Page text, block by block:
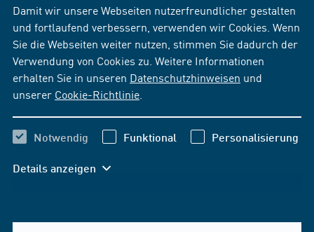
Damit wir unsere Webseiten nutzerfreundlicher gestalten
und fortlaufend verbessern, verwenden wir Cookies. Wenn
Sie die Webseiten weiter nutzen, stimmen Sie dadurch der
Verwendung von Cookies zu. Weitere Informationen
erhalten Sie in unseren Datenschutzhinweisen und
unserer Cookie-Richtlinie
Notwendig Funktional Personalisierung
Details anzeigen